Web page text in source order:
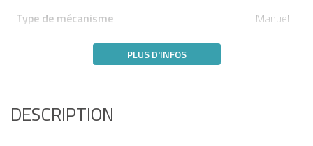
Type de mécanisme
Manuel
PLUS D'INFOS
DESCRIPTION